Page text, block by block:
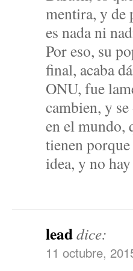
mentira, y de
es nada ni
Por eso, su
final, acaba
ONU, fue
cambien, y
en el mundo,
tienen
idea, y no
leaddice:
11 octubre,